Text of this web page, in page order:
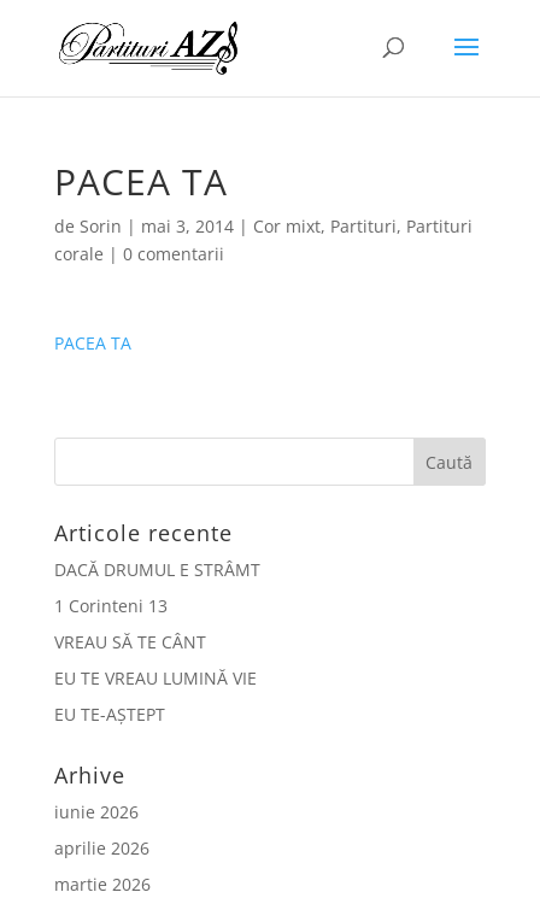
PACEA TA
de Sorin | mai 3, 2014| Cor mixt, Partituri, Partituri
corale | 0 comentarii
PACEA TA
Articole recente
DACĂ DRUMUL E STRÂMT
1 Corinteni 13
VREAU SĂ TE CÂNT
EU TE VREAU LUMINĂ VIE
EU TE-AȘTEPT
Arhive
iunie 2026
aprilie 2026
martie 2026